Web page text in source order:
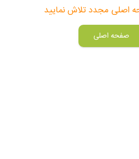
اصلی مجدد تلاش نمایید
صفحه اصلی